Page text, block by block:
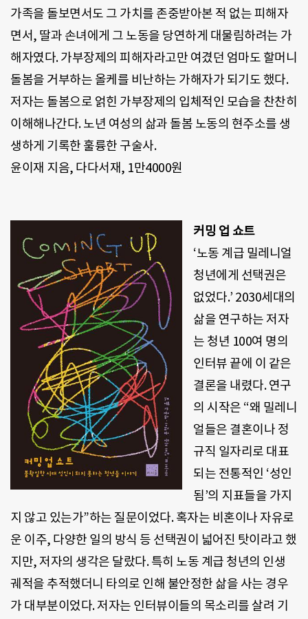
가족을 돌보면서도 그 가치를 존중받아본 적 없는 피해자
면서, 딸과 손녀에게 그 노동을 당연하게 대물림하려는 가
해자였다.가부장제의 피해자라고만 여겼던 엄마도 할머니
돌봄을 거부하는 올케를 비난하는 가해자가 되기도 했다.
저자는 돌봄으로 얽힌 가부장제의 입체적인 모습을 찬찬히
이해해나간다.노년 여성의 삶과 돌봄 노동의 현주소를 생
생하게 기록한 훌륭한 구술사.
윤이재 지음, 다다서재, 1만4000원
커밍 업 쇼트
‘노동 계급 밀레니얼
청년에게 선택권은
없었다.’ 2030세대의
삶을 연구하는 저자
는 청년 100여 명의
인터뷰 끝에 이 같은
결론을 내렸다.연구
의 시작은 “왜 밀레니
얼들은 결혼이나 정
규직 일자리로 대표
되는 전통적인 ‘성인
됨’의 지표들을 가지
지 않고 있는가”하는 질문이었다.혹자는 비혼이나 자유로
운 이주, 다양한 일의 방식 등 선택권이 넓어진 탓이라고 했
지만,저자의 생각은 달랐다.특히 노동 계급 청년의 인생
궤적을 추적했더니 타의로 인해 불안정한 삶을 사는 경우
가 대부분이었다.저자는 인터뷰이들의 목소리를 살려 기